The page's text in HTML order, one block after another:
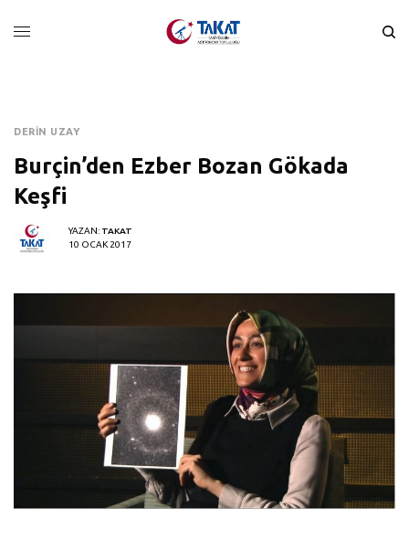
DERIN UZAY
Burçin’den Ezber Bozan Gökada
Keşfi
YAZAN: TAKAT
10 OCAK 2017